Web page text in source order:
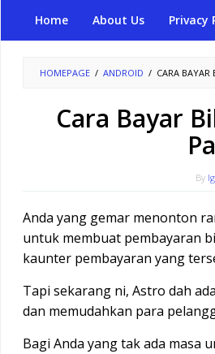
Home About Us Privacy
HOMEPAGE / ANDROID / CARA BAYAR
Cara Bayar
By
Anda yang gemar menonton
untuk membuat pembayaran
kaunter pembayaran yang
Tapi sekarang ni, Astro dah
dan memudahkan para
Bagi Anda yang tak ada masa